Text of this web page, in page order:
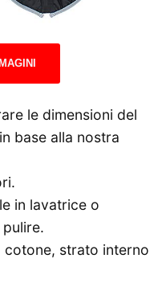
le dimensioni del
base alla nostra
in lavatrice o
strato interno